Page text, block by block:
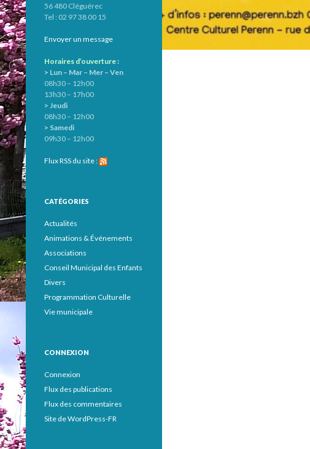
56 480 Cléguérec
Tel : 02 97 38 00 15
Envoyer un message
Horaires d’ouverture :
> Lun – Mar – Mer – Ven
08h30 – 12h00
13h30 – 17h00
> Jeudi
08h30 – 12h00
> Samedi
09h30 – 12h00
Flux RSS du site :
CATÉGORIES
Actualités
Animations & Événements
Associations
Conseil Municipal des Enfants
Divers
Programmation Culturelle
Vie municipale
CONNEXION
Connexion
Flux des publications
Flux des commentaires
Site de WordPress-FR